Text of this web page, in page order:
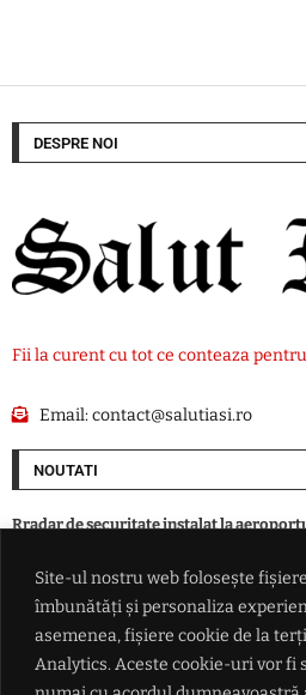
Site-ul nostru web folosește
îmbunătăți și personaliza
asemenea, fișiere cookie de la
Analytics. Aceste cookie-uri vor fi
DESPRE NOI
Fii la curent cu tot ce conteaza
Email:contact@salutiasi.ro
NOUTATI
Rradar de securitate instalat la
SUA alocă 3 miliarde de dolari pentru
pentru o mină de scandiu din Australia